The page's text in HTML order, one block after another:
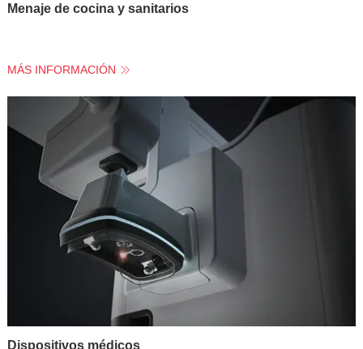
Menaje de cocina y sanitarios
MÁS INFORMACIÓN
Dispositivos médicos